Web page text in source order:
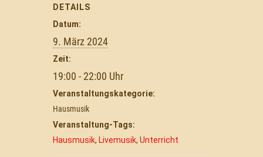
DETAILS
Datum:
9. März 2024
Zeit:
19:00 - 22:00
Veranstaltungskategorie:
Hausmusik
Veranstaltung-Tags:
Hausmusik, Livemusik, Unterricht